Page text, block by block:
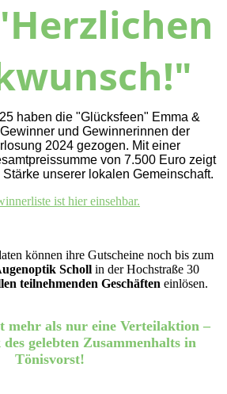
haben die "Glücksfeen" Emma &
und Gewinnerinnen der
2024 gezogen. Mit einer
von 7.500 Euro zeigt
unserer lokalen Gemeinschaft.
ist hier einsehbar.
können ihre Gutscheine noch bis zum
Schollin der Hochstraße 30
teilnehmenden Geschäften einlösen.
mehr als nur eine Verteilaktion –
gelebten Zusammenhalts in
Tönisvorst!